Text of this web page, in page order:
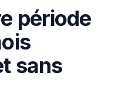
période
sans